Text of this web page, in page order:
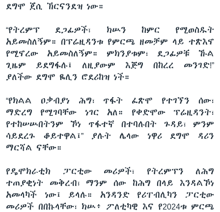
ደግሞ ጀሲ ኽርናንደዝ ነው።
“የትረምፕ ደጋፊዎች፣ ክሡን ከምር የሚወስዱት
አይመስለኝም። በፕሬዚዳንቱ የምርጫ ዘመቻም ላይ ተጽእኖ
የሚኖረው አይመስለኝም። ምክንያቱም፣ ደጋፊዎቹ ኹል
ጊዜም ይደግፋሉ፤ ለዚያውም እጅግ በከረረ መንገድ!”
ያለችው ደግሞ ዬሊን ሮደሪከዝ ነች።
“የክልል ዐቃብያነ ሕግ፣ ጥፋት ፈጽሞ የተገኘን ሰው፣
ማድረግ የሚገባቸው ነገር አለ። የቀድሞው ፕሬዚዳንት፣
የተከሠሡበትንም ኾነ ጥፋተኛ በተባሉበት ጉዳይ፣ ምንም
ሳይደረጉ ቆይተዋል፤” ያሉት ሌላው ነዋሪ ደግሞ ዳሪን
ማርሻል ናቸው።
የዴሞክራቲክ ፓርቲው መሪዎች፣ የትረምፕን ለሕግ
ተጠያቂነት መቅረብ፣ ማንም ሰው ከሕግ በላይ እንዳልኾነ
አመላካች ነው፤ ይላሉ። አንዳንድ የሪፐብሊካን ፓርቲው
መሪዎች በበኩላቸው፣ ክሡ፥ ፖለቲካዊ እና የ2024ቱ ምርጫ